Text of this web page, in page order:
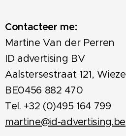
Contacteer me:
Martine Van der Perren
ID advertising BV
Aalstersestraat 121, Wieze
BE0456 882 470
Tel. +32 (0)495 164 799
martine@id-advertising.be